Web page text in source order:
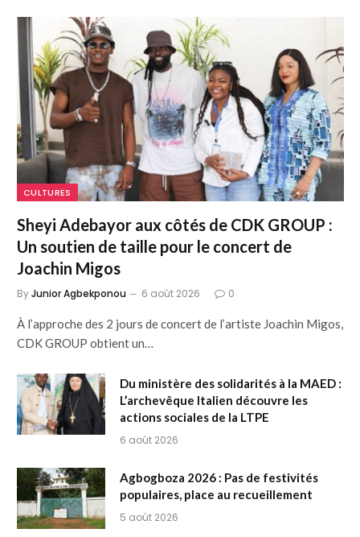
CULTURES
Sheyi Adebayor aux côtés de CDK GROUP :
Un soutien de taille pour le concert de
Joachin Migos
ByJunior Agbekponou 6 août 2026 0
À l’approche des 2 jours de concert de l’artiste Joachin Migos,
CDK GROUP obtient un…
Du ministère des solidarités à la MAED :
L’archevêque Italien découvre les
actions sociales de la LTPE
6 août 2026
Agbogboza 2026 : Pas de festivités
populaires, place au recueillement
5 août 2026